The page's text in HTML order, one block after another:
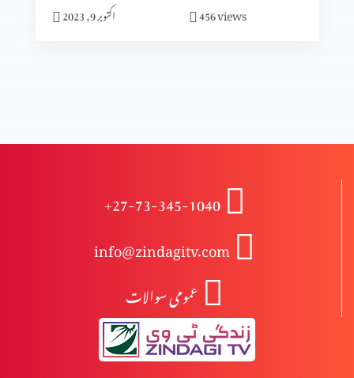
تاریخ میں پیشنگوئیوں کا کردار (حصہ 2)
ابیونی ابتدائی مسیح کیوں نہیں ہوسکتے؟
مسیح کی پرستش تاریخ میں
اکتوبر 9, 2023 456views
+27-73-345-1040
info@zindagitv.com
عمومی سوالات